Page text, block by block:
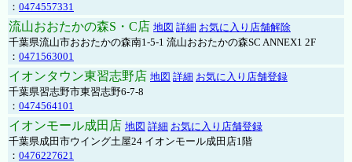
： 0474557331
流山おおたかの森S・C店 地図 詳細 お気に入り店舗解除
千葉県流山市おおたかの森南1-5-1 流山おおたかの森SC ANNEX1 2F
： 0471563001
イオンタウン東習志野店 地図 詳細 お気に入り店舗登録
千葉県習志野市東習志野6-7-8
： 0474564101
イオンモール成田店 地図 詳細 お気に入り店舗登録
千葉県成田市ウイング土屋24 イオンモール成田店1階
： 0476227621